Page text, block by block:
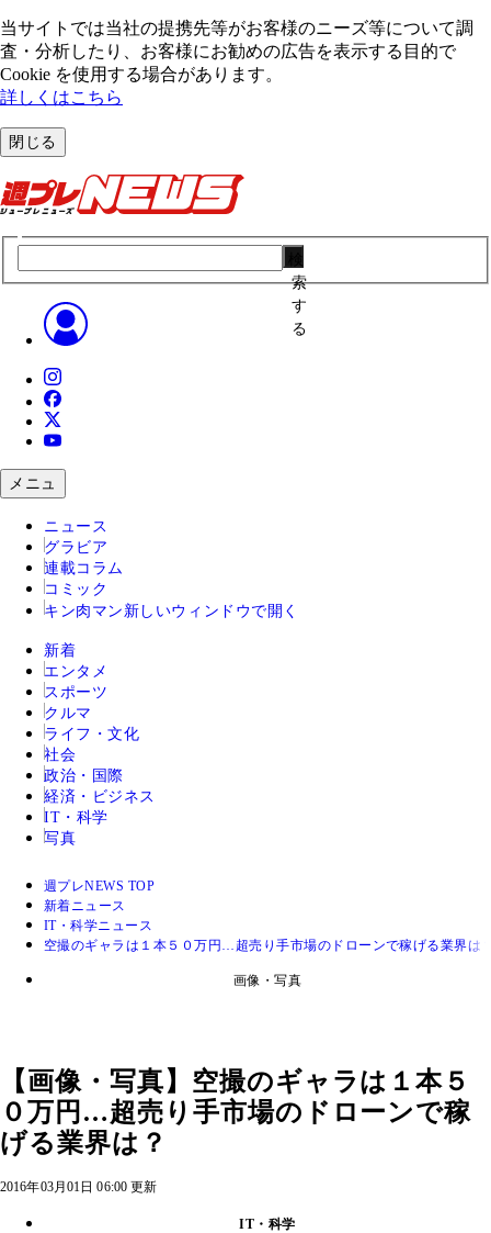
当サイトでは当社の提携先等がお客様のニーズ等について調
査・分析したり、お客様にお勧めの広告を表⽰する⽬的で
Cookie を使⽤する場合があります。
詳しくはこちら
閉じる
索
す
る
メニュ
ニュース
グラビア
連載コラム
コミック
キン肉マン 新しいウィンドウで開く
新着
エンタメ
スポーツ
クルマ
ライフ・文化
社会
政治・国際
経済・ビジネス
IT・科学
写真
週プレNEWS TOP
新着ニュース
IT・科学ニュース
空撮のギャラは１本５０万円…超売り手市場のドローンで稼げる業界は
画像・写真
【画像・写真】空撮のギャラは１本５
０万円…超売り手市場のドローンで稼
げる業界は？
2016年03月01日 06:00 更新
IT・科学